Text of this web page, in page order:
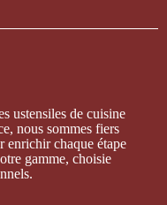
ustensiles de cuisine
nous sommes fiers
enrichir chaque étape
gamme, choisie